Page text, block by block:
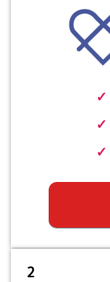
✓
✓
✓
2